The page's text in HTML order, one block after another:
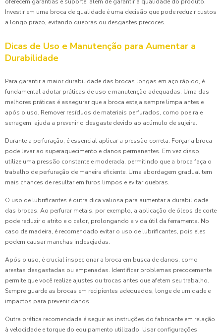
Investir em uma broca de qualidade é uma decisão que pode reduzir custos
a longo prazo, evitando quebras ou desgastes precoces.
Dicas de Uso e Manutenção para Aumentar a
Durabilidade
Para garantir a maior durabilidade das brocas longas em aço rápido, é
fundamental adotar práticas de uso e manutenção adequadas. Uma das
melhores práticas é assegurar que a broca esteja sempre limpa antes e
após o uso. Remover resíduos de materiais perfurados, como poeira e
serragem, ajuda a prevenir o desgaste devido ao acúmulo de sujeira.
Durante a perfuração, é essencial aplicar a pressão correta. Forçar a broca
pode levar ao superaquecimento e danos permanentes. Em vez disso,
utilize uma pressão constante e moderada, permitindo que a broca faça o
trabalho de perfuração de maneira eficiente. Uma abordagem gradual tem
mais chances de resultar em furos limpos e evitar quebras.
O uso de lubrificantes é outra dica valiosa para aumentar a durabilidade
das brocas. Ao perfurar metais, por exemplo, a aplicação de óleos de corte
pode reduzir o atrito e o calor, prolongando a vida útil da ferramenta. No
caso de madeira, é recomendado evitar o uso de lubrificantes, pois eles
podem causar manchas indesejadas.
Após o uso, é crucial inspecionar a broca em busca de danos, como
arestas desgastadas ou empenadas. Identificar problemas precocemente
permite que você realize ajustes ou trocas antes que afetem seu trabalho.
Sempre guarde as brocas em recipientes adequados, longe de umidade e
impactos para prevenir danos.
Outra prática recomendada é seguir as instruções do fabricante em relação
à velocidade e torque do equipamento utilizado. Usar configurações